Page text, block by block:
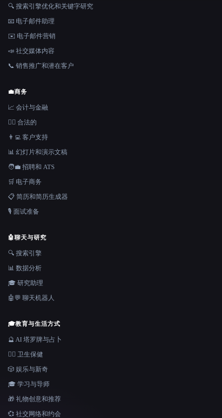
🔍 搜索引擎优化和关键字研究
📧 电子邮件助理
✉️ 电子邮件营销
📣 社交媒体内容
📞 销售推广和潜在客户
💼商务
📈 会计与金融
👩‍⚖️ 合法的
👨‍💻 客户支持
📊 幻灯片和演示文稿
🧑‍💼 招聘和 ATS
🛒 电子商务
📋 简历和简历生成器
🎙️ 面试准备
🤖聊天与研究
🔍 搜索引擎
📊 数据分析
🎓 研究助理
🤖💬 聊天机器人
🎓教育与生活方式
🔮 AI 塔罗牌与占卜
👩‍⚕️ 卫生保健
🎲 娱乐与新奇
🎓 学习与导师
🎁 礼物创意和推荐
💞 社交网络和约会